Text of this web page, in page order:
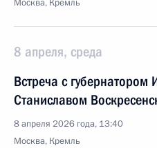
Москва, Кремль
8 апреля, среда
Встреча с губернатором
Станиславом
8 апреля 2026 года, 13:40
Москва, Кремль